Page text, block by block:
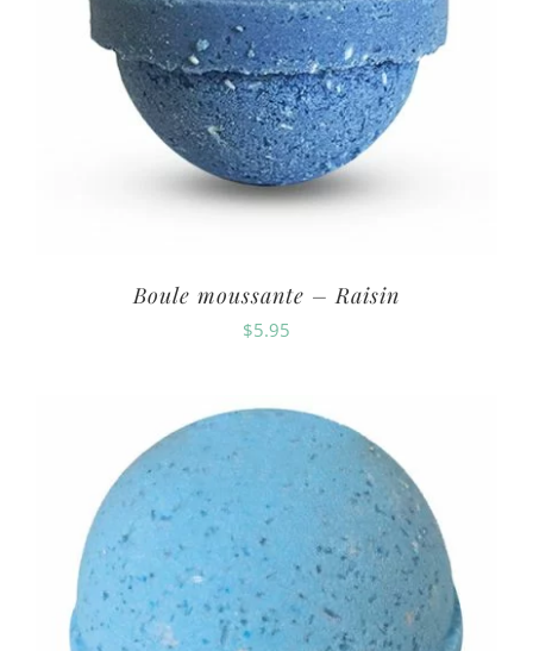
Boule moussante – Raisin
$5.95